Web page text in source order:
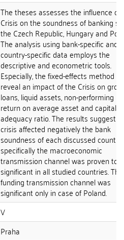
The theses assesses the influence of
Crisis on the soundness of banking
the Czech Republic, Hungary and
The analysis using bank-specific and
country-specific data employs the
descriptive and econometric tools.
Especially, the fixed-effects method
reveal an impact of the Crisis on
loans, liquid assets, non-performing
return on average asset and capital
adequacy ratio. The results suggest
crisis affected negatively the bank
soundness of each discussed country,
specifically the macroeconomic
transmission channel was proven to
significant in all studied countries. The
funding transmission channel was
significant only in case of Poland.
V
Praha